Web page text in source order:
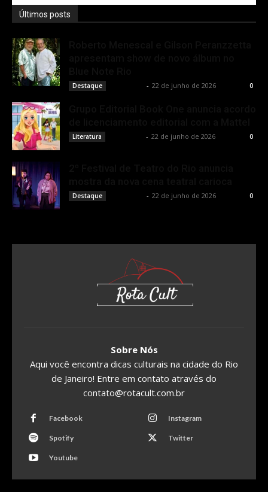
Últimos posts
Destaque - 22 de junho de 2026 0
Literatura - 22 de junho de 2026 0
Destaque - 22 de junho de 2026 0
Sobre Nós
Aqui você encontra dicas culturais na cidade do Rio
de Janeiro! Entre em contato através do
contato@rotacult.com.br
Facebook Instagram
Spotify Twitter
Youtube